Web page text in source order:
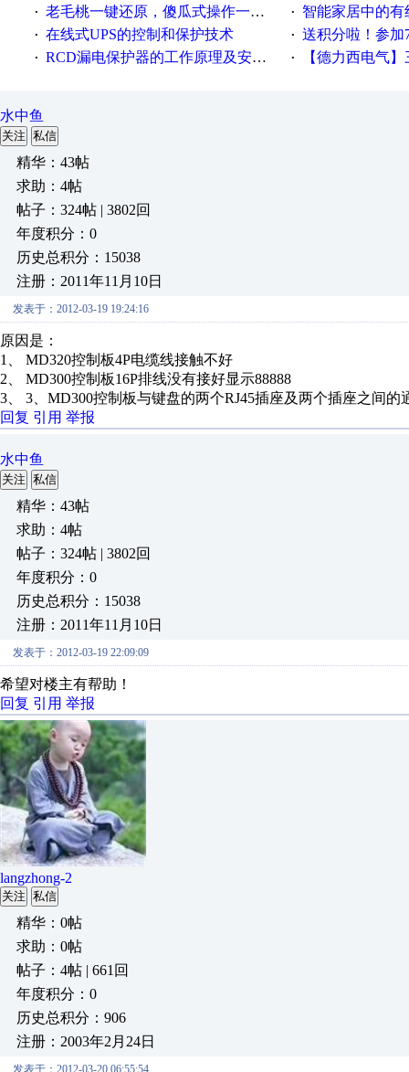
· 老毛桃一键还原，傻瓜式操作一键轻松备份还原；程序为向导式安装，一键即可实现自动备份或还原系统。 · 智能家居中的有
· 在线式UPS的控制和保护技术 · 送积分啦！参加7月6日
· RCD漏电保护器的工作原理及安装要点 · 【德力西电气】三
水中鱼
关注 私信
精华：43帖
求助：4帖
帖子：324帖 | 3802回
年度积分：0
历史总积分：15038
注册：2011年11月10日
发表于：2012-03-19 19:24:16
原因是：
1、 MD320控制板4P电缆线接触不好
2、 MD300控制板16P排线没有接好显示88888
3、 3、MD300控制板与键盘的两个RJ45插座及两个插座之间的
回复 引用 举报
水中鱼
关注 私信
精华：43帖
求助：4帖
帖子：324帖 | 3802回
年度积分：0
历史总积分：15038
注册：2011年11月10日
发表于：2012-03-19 22:09:09
希望对楼主有帮助！
回复 引用 举报
langzhong-2
关注 私信
精华：0帖
求助：0帖
帖子：4帖 | 661回
年度积分：0
历史总积分：906
注册：2003年2月24日
发表于：2012-03-20 06:55:54